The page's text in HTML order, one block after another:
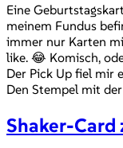
Eine
meinem Fundus
immer nur Karten
like. 😂 Komisch,
Der Pick Up fiel mir
Den Stempel mit
Shaker-Card